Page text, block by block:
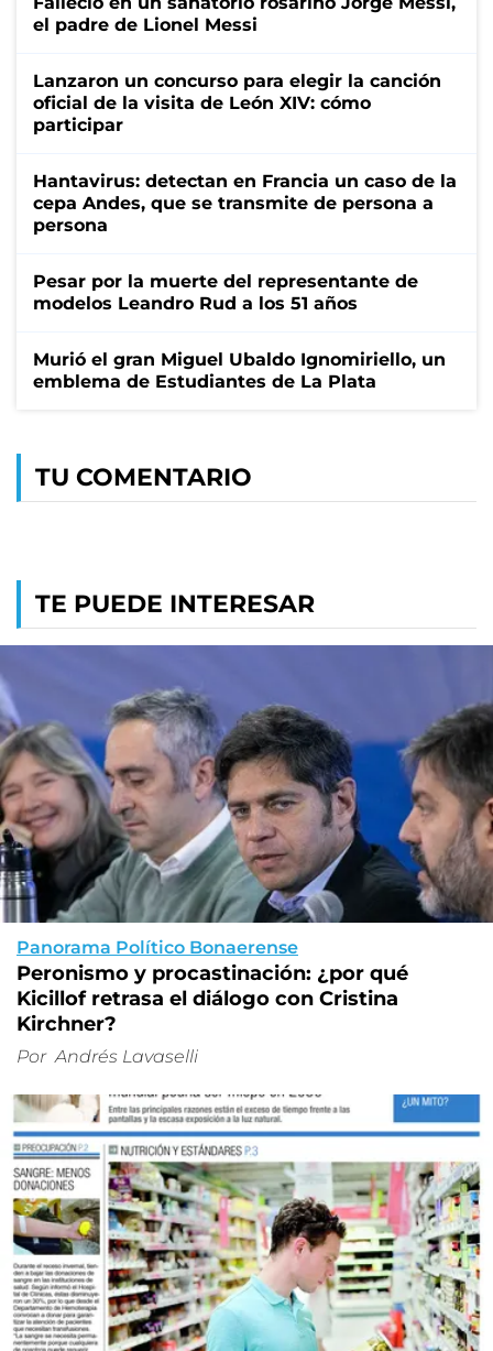
el padre de Lionel Messi
Lanzaron un concurso para elegir la canción
oficial de la visita de León XIV: cómo
participar
Hantavirus: detectan en Francia un caso de la
cepa Andes, que se transmite de persona a
persona
Pesar por la muerte del representante de
modelos Leandro Rud a los 51 años
Murió el gran Miguel Ubaldo Ignomiriello, un
emblema de Estudiantes de La Plata
TU COMENTARIO
TE PUEDE INTERESAR
Panorama Político Bonaerense
Peronismo y procastinación: ¿por qué
Kicillof retrasa el diálogo con Cristina
Kirchner?
Por Andrés Lavaselli